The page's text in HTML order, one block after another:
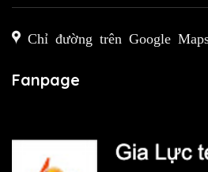
Chỉ đường trên Google Maps
Fanpage